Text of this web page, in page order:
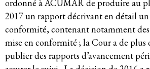
Série de bandes dessinées sur l’emprise
Contact
Politique de confidentialité
ordonné à ACUMAR de produire au
2017 un rapport décrivant en détail
conformité, contenant notamment des
mise en conformité ; la Cour a de
publier des rapports d’avancement